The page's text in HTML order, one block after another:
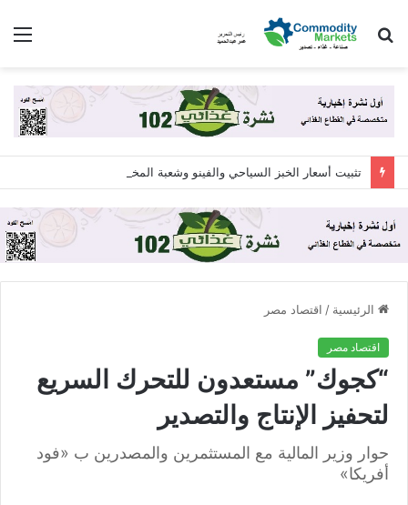
بحث
الرئيسية / اقتصاد مصر
اقتصاد مصر
“كجوك” مستعدون للتحرك السريع
لتحفيز الإنتاج والتصدير
حوار وزير المالية مع المستثمرين والمصدرين ب «فود
أفريكا»